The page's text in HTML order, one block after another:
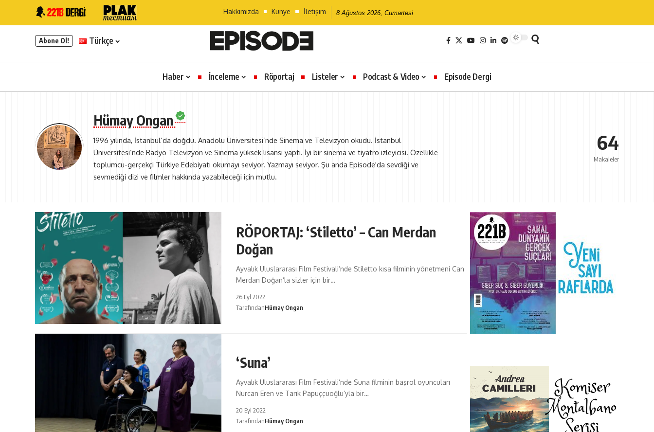
Hakkımızda Künye İletişim 8 Ağustos 2026, Cumartesi
Abone Ol! Türkçe
Haber İnceleme Röportaj Listeler Podcast & Video Episode Dergi
Hümay Ongan
1996 yılında, İstanbul’da doğdu. Anadolu Üniversitesi’nde Sinema ve Televizyon okudu. İstanbul
Üniversitesi’nde Radyo Televizyon ve Sinema yüksek lisansı yaptı. İyi bir sinema ve tiyatro izleyicisi. Özellikle
toplumcu-gerçekçi Türkiye Edebiyatı okumayı seviyor. Yazmayı seviyor. Şu anda Episode'da sevdiği ve
sevmediği dizi ve filmler hakkında yazabileceği için mutlu.
64
Makaleler
RÖPORTAJ: ‘Stiletto’ – Can Merdan
Doğan
Ayvalık Uluslararası Film Festivali’nde Stiletto kısa filminin yönetmeni Can
Merdan Doğan’la sizler için bir…
26 Eyl 2022
TarafındanHümay Ongan
‘Suna’
Ayvalık Uluslararası Film Festivali’nde Suna filminin başrol oyuncuları
Nurcan Eren ve Tarık Papuççuoğlu’yla bir…
20 Eyl 2022
TarafındanHümay Ongan